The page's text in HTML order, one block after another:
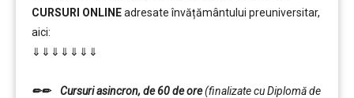
CURSURI ONLINEadresate învățământului preuniversitar,
aici:
⇓⇓⇓⇓⇓⇓⇓
✏✏
Cursuri asincron, de 60 de ore(finalizate cu Diplomă de